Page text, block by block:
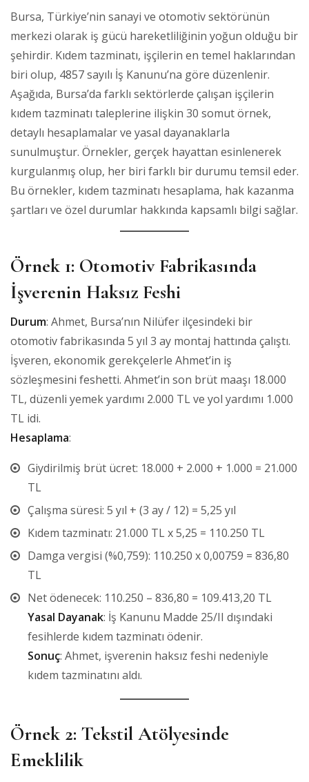
Bursa, Türkiye’nin sanayi ve otomotiv sektörünün
merkezi olarak iş gücü hareketliliğinin yoğun olduğu bir
şehirdir. Kıdem tazminatı, işçilerin en temel haklarından
biri olup, 4857 sayılı İş Kanunu’na göre düzenlenir.
Aşağıda, Bursa’da farklı sektörlerde çalışan işçilerin
kıdem tazminatı taleplerine ilişkin 30 somut örnek,
detaylı hesaplamalar ve yasal dayanaklarla
sunulmuştur. Örnekler, gerçek hayattan esinlenerek
kurgulanmış olup, her biri farklı bir durumu temsil eder.
Bu örnekler, kıdem tazminatı hesaplama, hak kazanma
şartları ve özel durumlar hakkında kapsamlı bilgi sağlar.
Örnek 1: Otomotiv Fabrikasında
İşverenin Haksız Feshi
Durum: Ahmet, Bursa’nın Nilüfer ilçesindeki bir
otomotiv fabrikasında 5 yıl 3 ay montaj hattında çalıştı.
İşveren, ekonomik gerekçelerle Ahmet’in iş
sözleşmesini feshetti. Ahmet’in son brüt maaşı 18.000
TL, düzenli yemek yardımı 2.000 TL ve yol yardımı 1.000
TL idi.
Hesaplama:
Giydirilmiş brüt ücret: 18.000 + 2.000 + 1.000 = 21.000
TL
Çalışma süresi: 5 yıl + (3 ay / 12) = 5,25 yıl
Kıdem tazminatı: 21.000 TL x 5,25 = 110.250 TL
Damga vergisi (%0,759): 110.250 x 0,00759 = 836,80
TL
Net ödenecek: 110.250 – 836,80 = 109.413,20 TL
Yasal Dayanak: İş Kanunu Madde 25/II dışındaki
fesihlerde kıdem tazminatı ödenir.
Sonuç: Ahmet, işverenin haksız feshi nedeniyle
kıdem tazminatını aldı.
Örnek 2: Tekstil Atölyesinde
Emeklilik